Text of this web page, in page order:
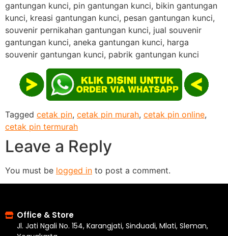
gantungan kunci, pin gantungan kunci, bikin gantungan
kunci, kreasi gantungan kunci, pesan gantungan kunci,
souvenir pernikahan gantungan kunci, jual souvenir
gantungan kunci, aneka gantungan kunci, harga
souvenir gantungan kunci, pabrik gantungan kunci
Tagged cetak pin, cetak pin murah, cetak pin online,
cetak pin termurah
Leave a Reply
You must be logged in to post a comment.
Office & Store
Jl. Jati Ngali No. 154, Karangjati, Sinduadi, Mlati, Sleman,